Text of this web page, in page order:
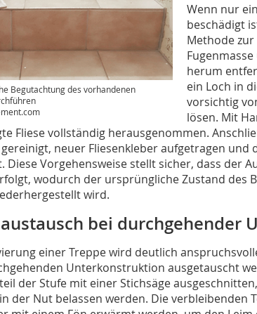
Begutachtung des vorhandenen
Wenn nur
beschädigt
Methode
herum
ein Loch in
vorsichtig
lösen. Mit
Fliese ­vollständig herausgenommen.
neuer Fliesenkleber aufgetragen und
Diese Vorgehensweise stellt sicher, dass der
wodurch der ­ursprüngliche Zustand des
wird.
bei durchgehender
einer Treppe wird deutlich
Unterkonstruktion ausgetauscht
der Stufe mit einer Stichsäge
der Nut belassen werden. Die verbleibenden